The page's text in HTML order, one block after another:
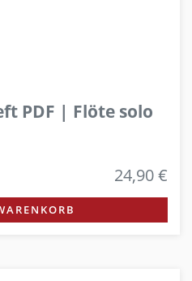
PDF | Flöte solo
24,90 €